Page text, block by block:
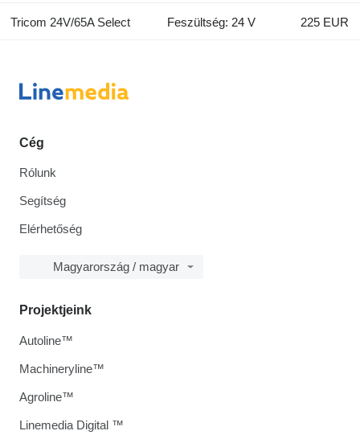
Tricom 24V/65A Select Feszültség: 24 V 225 EUR
Cég
Rólunk
Segítség
Elérhetőség
Magyarország / magyar
Projektjeink
Autoline™
Machineryline™
Agroline™
Linemedia Digital ™